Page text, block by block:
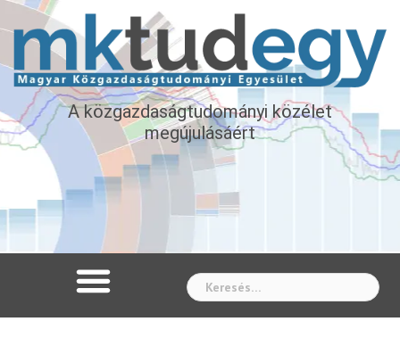
A közgazdaságtudományi közélet
megújulásáért